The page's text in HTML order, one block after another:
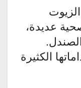
عديدة،
الكثيرة